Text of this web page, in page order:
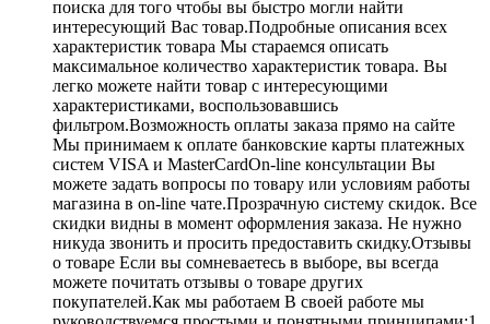
поиска для того чтобы вы быстро могли найти
интересующий Вас товар.Подробные описания всех
характеристик товара Мы стараемся описать
максимальное количество характеристик товара. Вы
легко можете найти товар с интересующими
характеристиками, воспользовавшись
фильтром.Возможность оплаты заказа прямо на сайте
Мы принимаем к оплате банковские карты платежных
систем VISA и MasterCardOn-line консультации Вы
можете задать вопросы по товару или условиям работы
магазина в on-line чате.Прозрачную систему скидок. Все
скидки видны в момент оформления заказа. Не нужно
никуда звонить и просить предоставить скидку.Отзывы
о товаре Если вы сомневаетесь в выборе, вы всегда
можете почитать отзывы о товаре других
покупателей.Как мы работаем В своей работе мы